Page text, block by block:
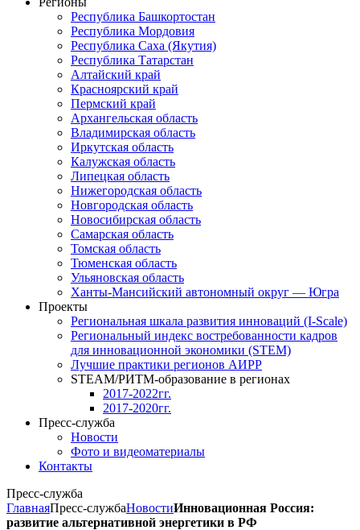
Республика Башкортостан
Республика Мордовия
Республика Саха (Якутия)
Республика Татарстан
Алтайский край
Красноярский край
Пермский край
Архангельская область
Владимирская область
Иркутская область
Калужская область
Липецкая область
Нижегородская область
Новгородская область
Новосибирская область
Самарская область
Томская область
Тюменская область
Ульяновская область
Ханты-Мансийский автономный округ — Югра
Проекты
Региональная шкала развития инноваций (I-Scale)
Региональный индекс востребованности кадров
для инновационной экономики (STEM)
Лучшие практики регионов АИРР
STEAM/РИТМ-образование в регионах
2017-2022гг.
2017-2020гг.
Пресс-служба
Новости
Фото и видеоматериалы
Контакты
Пресс-служба
ГлавнаяПресс-службаНовостиИнновационная Россия:
развитие альтернативной энергетики в РФ